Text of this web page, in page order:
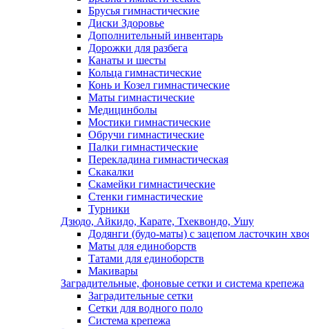
Брусья гимнастические
Диски Здоровье
Дополнительный инвентарь
Дорожки для разбега
Канаты и шесты
Кольца гимнастические
Конь и Козел гимнастические
Маты гимнастические
Медицинболы
Мостики гимнастические
Обручи гимнастические
Палки гимнастические
Перекладина гимнастическая
Скакалки
Скамейки гимнастические
Стенки гимнастические
Турники
Дзюдо, Айкидо, Карате, Тхеквондо, Ушу
Додянги (будо-маты) с зацепом ласточкин
Маты для единоборств
Татами для единоборств
Макивары
Заградительные, фоновые сетки и система крепежа
Заградительные сетки
Сетки для водного поло
Система крепежа